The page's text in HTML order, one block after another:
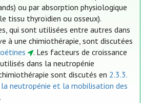
ou par absorption physiologique
tissu thyroïdien ou osseux).
qui sont utilisées entre autres dans
à une chimiothérapie, sont discutées
. Les facteurs de croissance
dans la neutropénie
sont discutés en 2.3.3.
neutropénie et la mobilisation des